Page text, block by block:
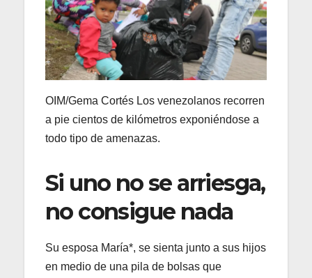
OIM/Gema Cortés Los venezolanos recorren
a pie cientos de kilómetros exponiéndose a
todo tipo de amenazas.
Si uno no se arriesga,
no consigue nada
Su esposa María*, se sienta junto a sus hijos
en medio de una pila de bolsas que